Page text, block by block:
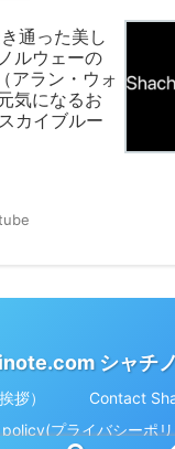
通った美し
ルウェーの
アラン・ウォ
気になるお
カイブルー
シャチ
拶）
Contact
プライバシーポ